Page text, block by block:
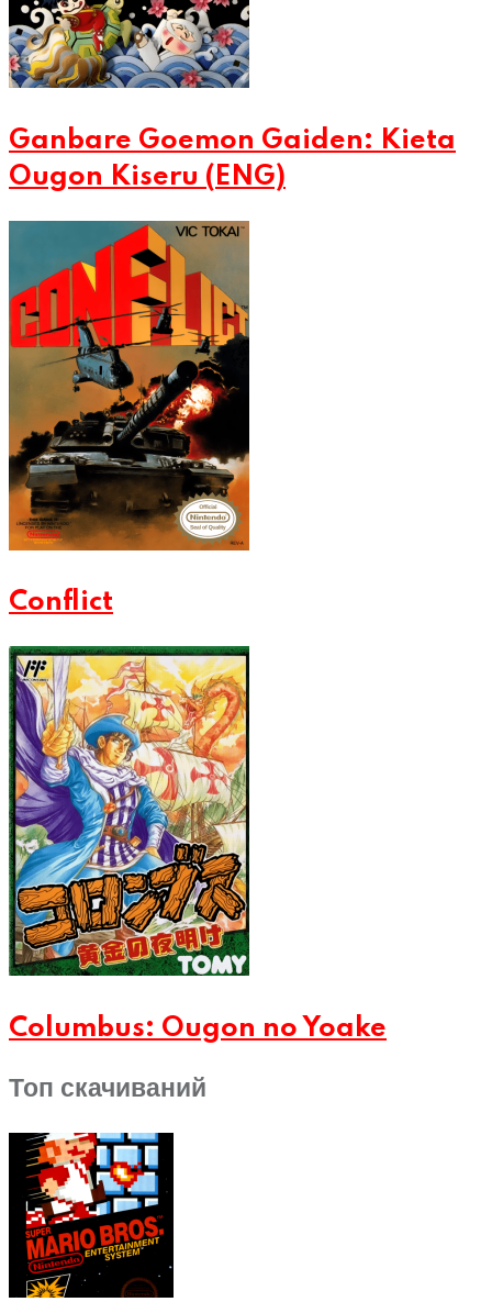
Ganbare Goemon Gaiden: Kieta
Ougon Kiseru (ENG)
Conflict
Columbus: Ougon no Yoake
Топ скачиваний